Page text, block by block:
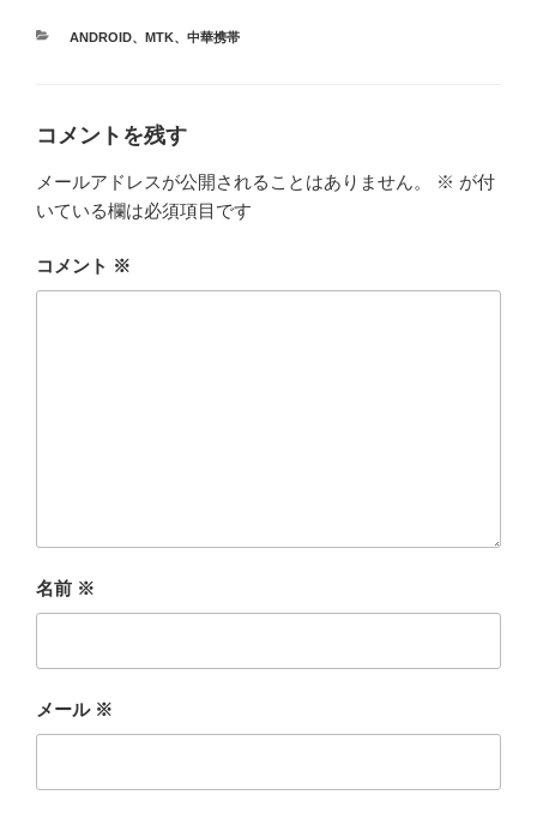
カ
ANDROID、 MTK、 中華携帯
コメントを残す
メールアドレスが公開されることはありません。 ※ が付
いている欄は必須項目です
コメント ※
名前 ※
メール ※